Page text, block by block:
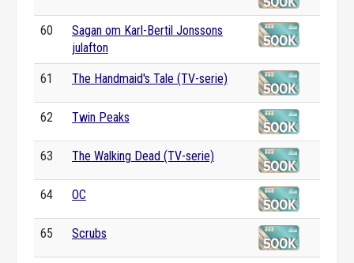
60
Sagan om Karl-Bertil Jonssons
julafton
61 The Handmaid's Tale (TV-serie)
62 Twin Peaks
63 The Walking Dead (TV-serie)
64 OC
65 Scrubs